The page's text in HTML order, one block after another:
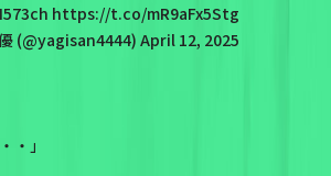
https://t.co/mR9aFx5Stg
(@yagisan4444) April 12, 2025
・」